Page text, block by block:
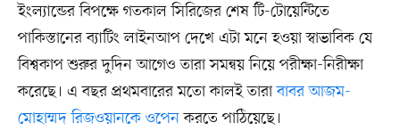
ইংল্যান্ডের বিপক্ষে গতকাল সিরিজের শেষ টি-টোয়েন্টিতে
পাকিস্তানের ব্যাটিং লাইনআপ দেখে এটা মনে হওয়া স্বাভাবিক যে
বিশ্বকাপ শুরুর দুদিন আগেও তারা সমন্বয় নিয়ে পরীক্ষা-নিরীক্ষা
করেছে। এ বছর প্রথমবারের মতো কালই তারাবাবর আজম-
মোহাম্মদ রিজওয়ানকে ওপেনকরতে পাঠিয়েছে।